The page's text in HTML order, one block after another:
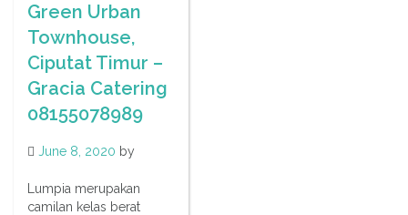
Green Urban
Townhouse,
Ciputat Timur –
Gracia Catering
08155078989
June 8, 2020 by
Lumpia merupakan
camilan kelas berat